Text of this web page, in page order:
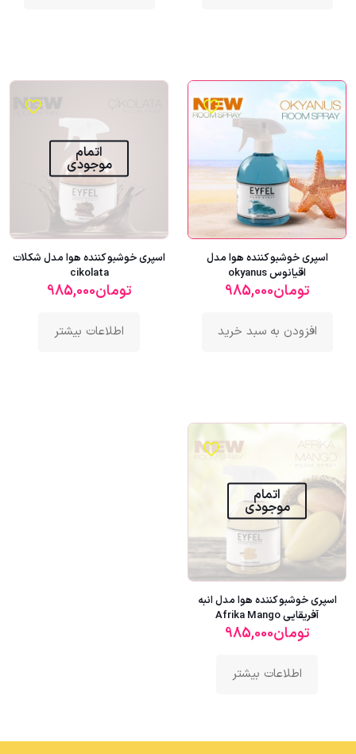
اسپری خوشبو کننده هوا مدل
اقیانوس okyanus
تومان985,000
افزودن به سبد خرید
اتمام
موجودی
اسپری خوشبو کننده هوا مدل شکلات
cikolata
تومان985,000
اطلاعات بیشتر
اتمام
موجودی
اسپری خوشبو کننده هوا مدل انبه
آفریقایی Afrika Mango
تومان985,000
اطلاعات بیشتر